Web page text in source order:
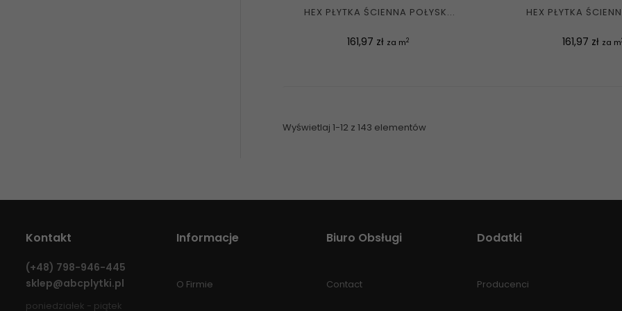
HEX PŁYTKA ŚCIENNA POŁYSK...
Cena
161,97 zł za m2
HEX PŁYTKA
Cena
161,97 zł za m
Wyświetlaj 1-12 z 143 elementów
Kontakt
(+48) 798-946-445
sklep@abcplytki.pl
poniedziałek - piątek
Informacje
O Firmie
Biuro Obsługi
Contact
Dodatki
Producenci